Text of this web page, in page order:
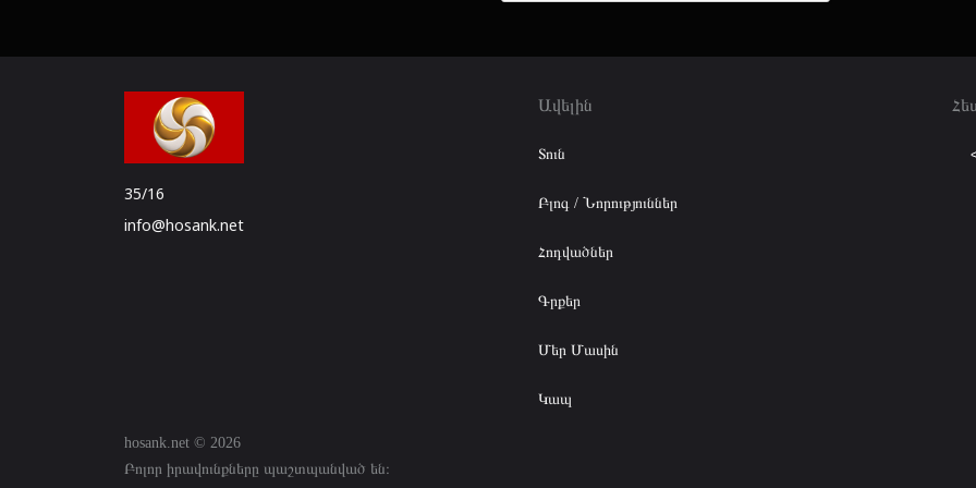
35/16
info@hosank.net
Ավելին
Տուն
Բլոգ / Նորություններ
Հոդվածներ
Գրքեր
Մեր Մասին
Կապ
hosank.net © 2026
Բոլոր իրավունքները պաշտպանված են։